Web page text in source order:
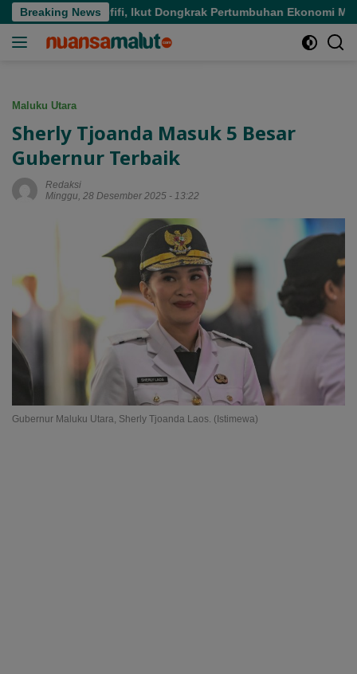
Langsung
ke
Breaking News
Race di Sofifi, Ikut Dongkrak Pertumbuhan Ekonomi Maluku
Maluku Utara
Sherly Tjoanda Masuk 5 Besar
Gubernur Terbaik
Redaksi
Minggu, 28 Desember 2025 - 13:22
Gubernur Maluku Utara, Sherly Tjoanda Laos. (Istimewa)